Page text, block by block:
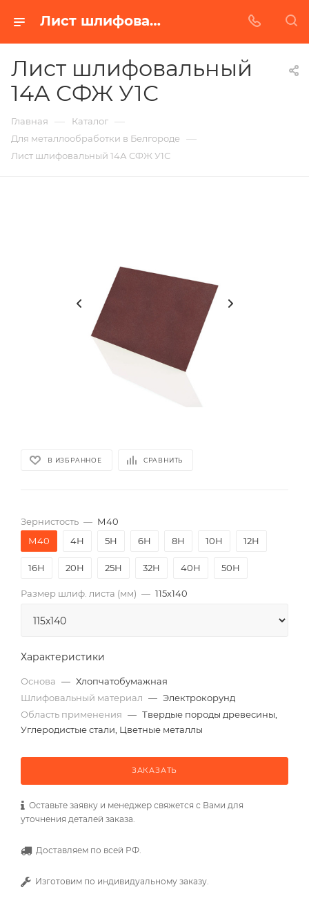
Лист шлифовальный 14А СФЖ У1С в Белгороде | Купить по недорогой цене от Абразивного Завода
Лист шлифовальный
14А СФЖ У1С
Главная — Каталог —
Для металлообработки в Белгороде —
Лист шлифовальный 14А СФЖ У1С
В ИЗБРАННОЕ СРАВНИТЬ
Зернистость — М40
М40
4Н 5Н 6Н 8Н 10Н 12Н
16Н 20Н 25Н 32Н 40Н 50Н
Размер шлиф. листа (мм) — 115х140
Характеристики
Основа — Хлопчатобумажная
Шлифовальный материал — Электрокорунд
Область применения — Твердые породы древесины,
Углеродистые стали, Цветные металлы
ЗАКАЗАТЬ
Оставьте заявку и менеджер свяжется с Вами для
уточнения деталей заказа.
Доставляем по всей РФ.
Изготовим по индивидуальному заказу.